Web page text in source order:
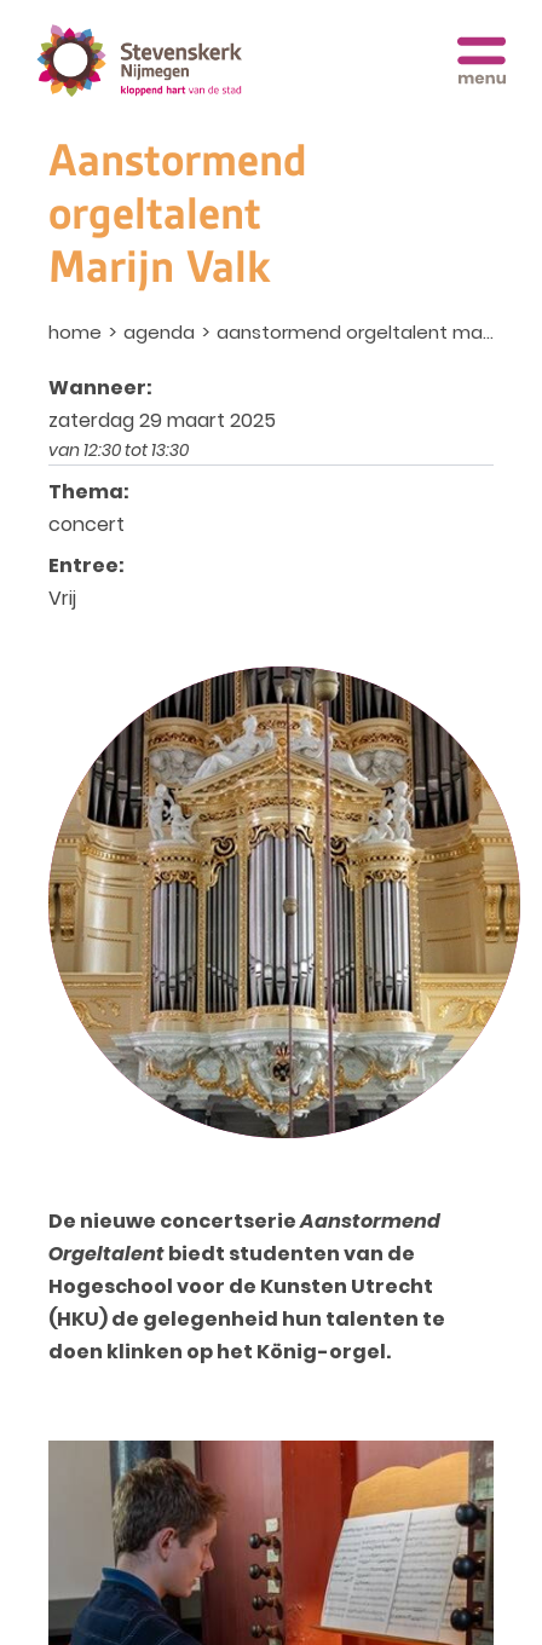
Aanstormend
orgeltalent
Marijn Valk
home agenda aanstormend orgeltalent marijn valk
Wanneer:
zaterdag 29 maart 2025
van 12:30 tot 13:30
Thema:
concert
Entree:
Vrij
De nieuwe concertserieAanstormend
Orgeltalentbiedt studenten van de
Hogeschool voor de Kunsten Utrecht
(HKU) de gelegenheid hun talenten te
doen klinken op het König-orgel.